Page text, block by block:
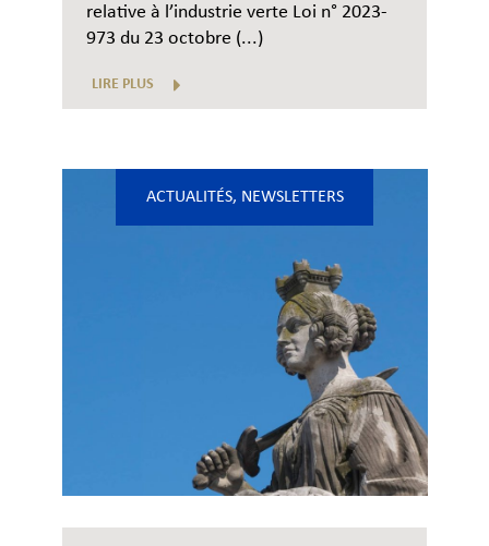
relative à l’industrie verte Loi n° 2023-
973 du 23 octobre (...)
LIRE PLUS
ACTUALITÉS, NEWSLETTERS